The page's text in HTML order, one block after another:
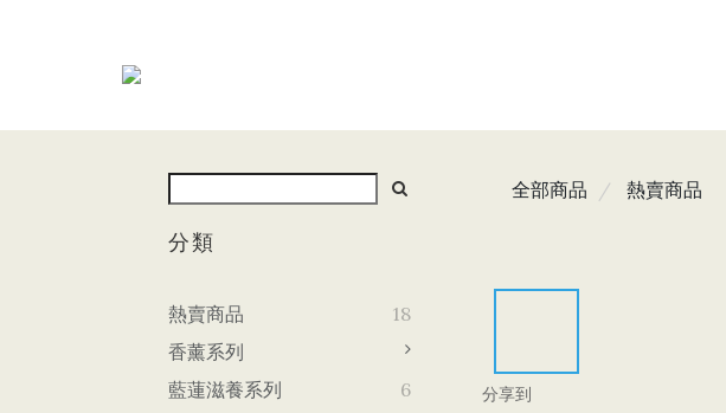
分類
熱賣商品
18
香薰系列
藍蓮滋養系列
6
全部商品 熱賣商品
分享到